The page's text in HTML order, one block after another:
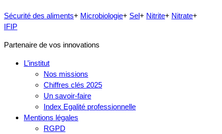
Sécurité des aliments+ Microbiologie+ Sel+ Nitrite+ Nitrate+
IFIP
Partenaire de vos innovations
L’institut
Nos missions
Chiffres clés 2025
Un savoir-faire
Index Egalité professionnelle
Mentions légales
RGPD